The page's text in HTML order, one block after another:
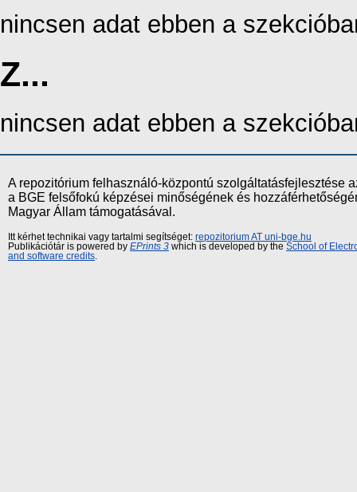
nincsen adat ebben a
Z...
nincsen adat ebben a
A repozitórium felhasználó-központú szolgáltatásfejlesztése
a BGE felsőfokú képzései minőségének és
Magyar Állam támogatásával.
Itt kérhet technikai vagy tartalmi segítséget: repozitorium AT uni-bge.hu
Publikációtár is powered by EPrints 3 which is developed by the School of
and software credits